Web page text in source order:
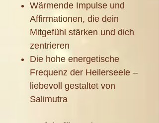
Wärmende Impulse und
Affirmationen, die dein
Mitgefühl stärken und dich
zentrieren
Die hohe energetische
Frequenz der Heilerseele –
liebevoll gestaltet von
Salimutra